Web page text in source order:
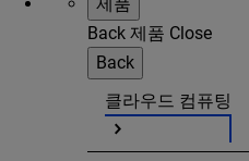
Back 제품 Close
Back
클라우드 컴퓨팅